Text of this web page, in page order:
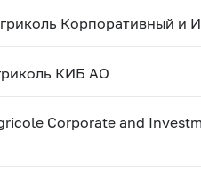
Корпоративный и
КИБ АО
Corporate and